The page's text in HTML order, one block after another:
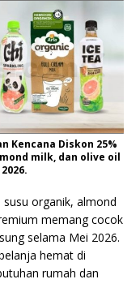
Kencana Diskon 25%
milk, dan olive oil
organik, almond
memang cocok
selama Mei 2026.
hemat di
rumah dan